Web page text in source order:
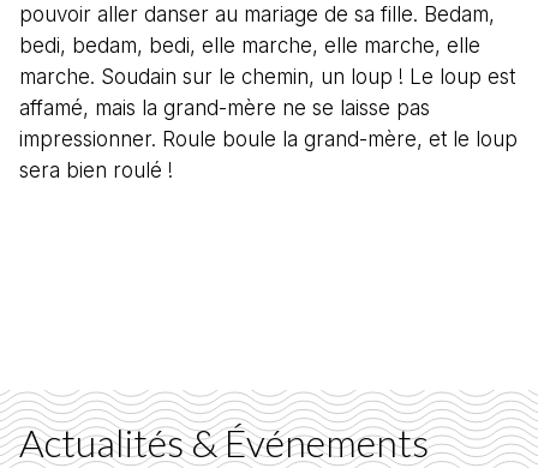
pouvoir aller danser au mariage de sa fille. Bedam,
bedi, bedam, bedi, elle marche, elle marche, elle
marche. Soudain sur le chemin, un loup ! Le loup est
affamé, mais la grand-mère ne se laisse pas
impressionner. Roule boule la grand-mère, et le loup
sera bien roulé !
Actualités & Événements